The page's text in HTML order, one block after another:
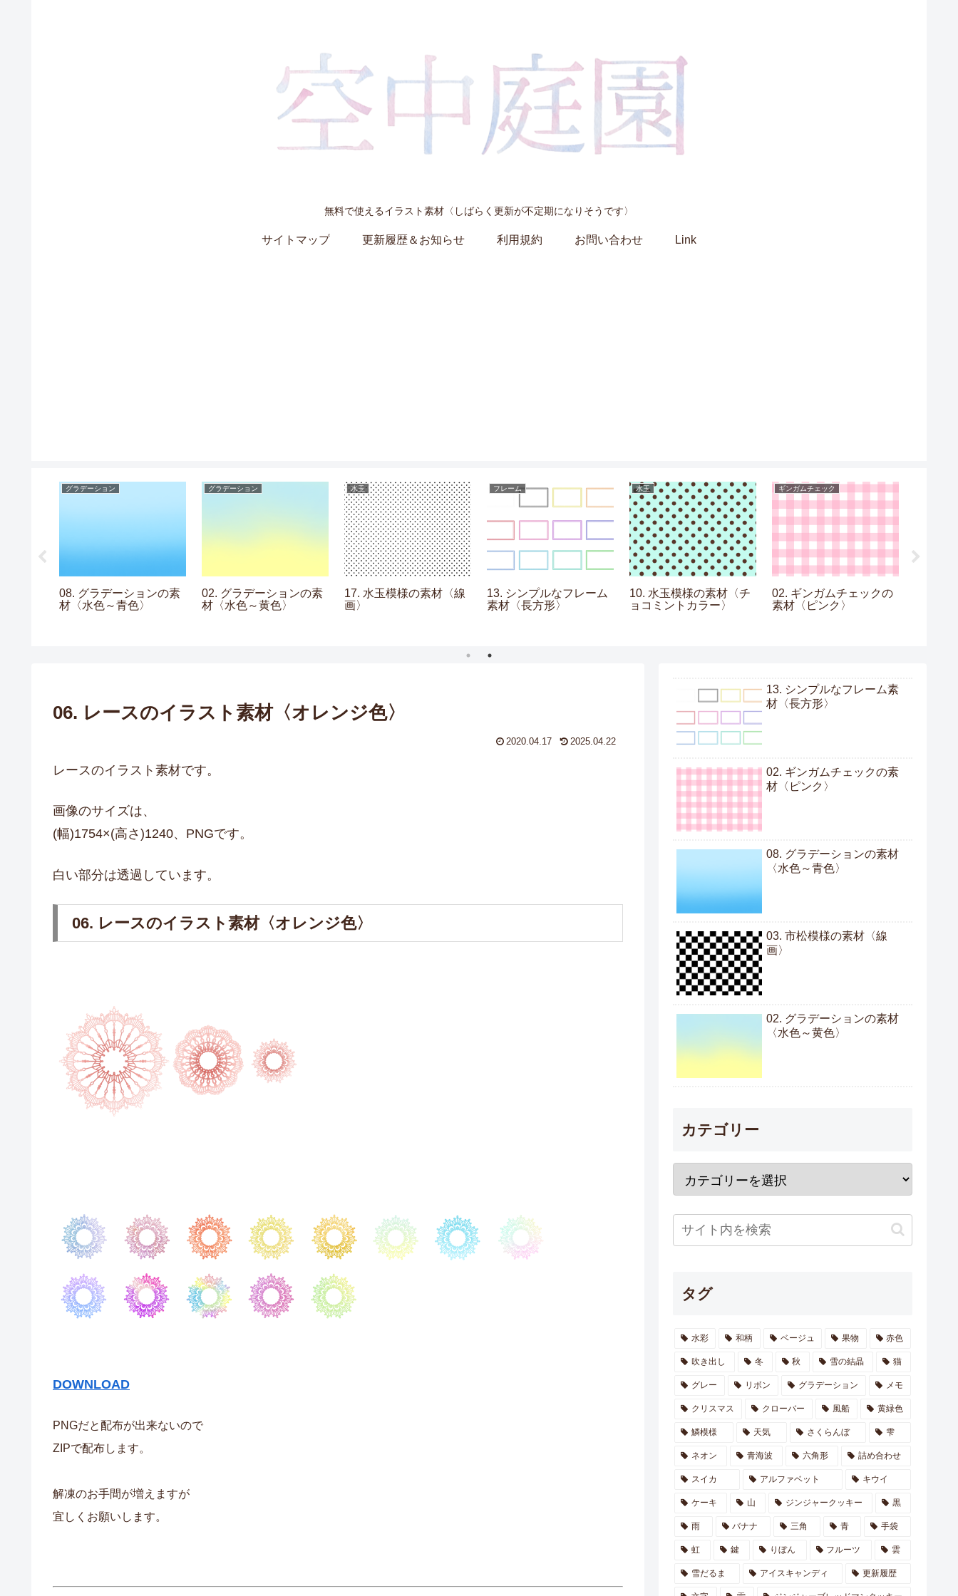
無料で使えるイラスト素材〈しばらく更新が不定期になりそうです〉
サイトマップ 更新履歴＆お知らせ 利用規約 お問い合わせ Link
グラデーション
08. グラデーションの素
材〈水色～青色〉
グラデーション
02. グラデーションの素
材〈水色～黄色〉
水玉
17. 水玉模様の素材〈線
画〉
フレーム
13. シンプルなフレーム
素材〈長方形〉
水玉
10. 水玉模様の素材〈チ
ョコミントカラー〉
ギンガムチェック
02. ギンガムチェックの
素材〈ピンク〉
06. レースのイラスト素材〈オレンジ色〉
2020.04.17 2025.04.22
レースのイラスト素材です。
画像のサイズは、
(幅)1754×(高さ)1240、PNGです。
白い部分は透過しています。
06. レースのイラスト素材〈オレンジ色〉
DOWNLOAD
PNGだと配布が出来ないので
ZIPで配布します。
解凍のお手間が増えますが
宜しくお願いします。
13. シンプルなフレーム素
材〈長方形〉
02. ギンガムチェックの素
材〈ピンク〉
08. グラデーションの素材
〈水色～青色〉
03. 市松模様の素材〈線
画〉
02. グラデーションの素材
〈水色～黄色〉
カテゴリー
タグ
水彩 和柄 ベージュ 果物 赤色
吹き出し 冬 秋 雪の結晶 猫
グレー リボン グラデーション メモ
クリスマス クローバー 風船 黄緑色
鱗模様 天気 さくらんぼ 雫
ネオン 青海波 六角形 詰め合わせ
スイカ アルファベット キウイ
ケーキ 山 ジンジャークッキー 黒
雨 バナナ 三角 青 手袋
虹 鍵 りぼん フルーツ 雲
雪だるま アイスキャンディ 更新履歴